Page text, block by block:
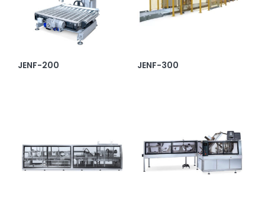
JENF-200 JENF-300